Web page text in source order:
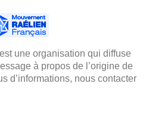
une organisation qui diffuse
à propos de l’origine de
d’informations, nous contacter